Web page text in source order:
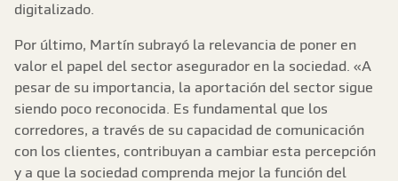
digitalizado.
Por último, Martín subrayó la relevancia de poner en
valor el papel del sector asegurador en la sociedad. «A
pesar de su importancia, la aportación del sector sigue
siendo poco reconocida. Es fundamental que los
corredores, a través de su capacidad de comunicación
con los clientes, contribuyan a cambiar esta percepción
y a que la sociedad comprenda mejor la función del